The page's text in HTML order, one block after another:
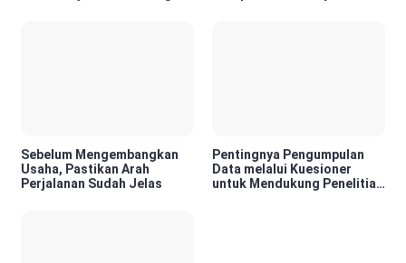
Sebelum Mengembangkan
Usaha, Pastikan Arah
Perjalanan Sudah Jelas
Pentingnya Pengumpulan
Data melalui Kuesioner
untuk Mendukung Penelitian